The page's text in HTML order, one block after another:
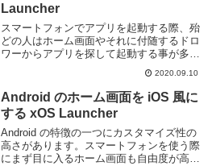
Launcher
スマートフォンでアプリを起動する際、殆
どの人はホーム画面やそれに付随するドロ
ワーからアプリを探して起動する事が多い
と思う。しかし、一度ホーム画面に戻るの
はボタンを押すだけとはいえ一手間かかる
し、沢山のアプリがインストールされてい
れば探すのが...
2020.09.10
Android のホーム画面を iOS 風に
する xOS Launcher
Android の特徴の一つにカスタマイズ性の
高さがあります。スマートフォンを使う際
にまず目に入るホーム画面も自由度が高